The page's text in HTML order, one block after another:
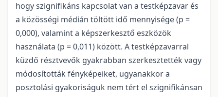
hogy szignifikáns kapcsolat van a testképzavar és
a közösségi médián töltött idő mennyisége (p =
0,000), valamint a képszerkesztő eszközök
használata (p = 0,011) között. A testképzavarral
küzdő résztvevők gyakrabban szerkesztették vagy
módosították fényképeiket, ugyanakkor a
posztolási gyakoriságuk nem tért el szignifikánsan